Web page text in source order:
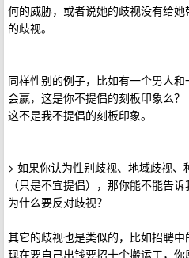
何的威胁，或者说她的歧视没有给
的歧视。
同样性别的例子，比如有一个男人
会赢，这是你不提倡的刻板印象么？
这不是我不提倡的刻板印象。
> 如果你认为性别歧视、地域歧视
（只是不宜提倡），那你能不能告
为什么要反对歧视？
其它的歧视也是类似的，比如招聘中
现在要自己出钱要招十个搬运工，